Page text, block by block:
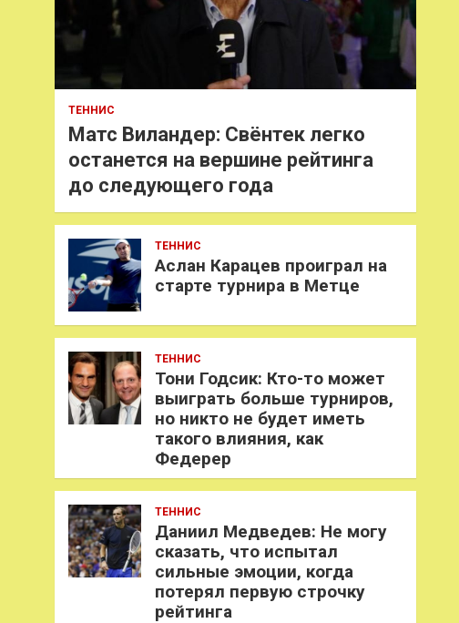
ТЕННИС
Матс Виландер: Свёнтек легко
останется на вершине рейтинга
до следующего года
ТЕННИС
Аслан Карацев проиграл на
старте турнира в Метце
ТЕННИС
Тони Годсик: Кто-то может
выиграть больше турниров,
но никто не будет иметь
такого влияния, как
Федерер
ТЕННИС
Даниил Медведев: Не могу
сказать, что испытал
сильные эмоции, когда
потерял первую строчку
рейтинга